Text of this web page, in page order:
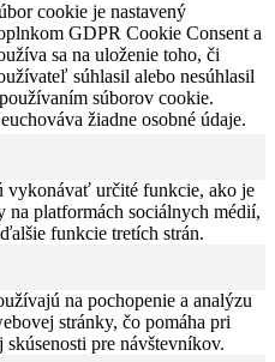
cookie je nastavený
GDPR Cookie Consent a
sa na uloženie toho, či
súhlasil alebo nesúhlasil
súborov cookie.
žiadne osobné údaje.
vykonávať určité funkcie, ako je
na platformách sociálnych médií,
funkcie tretích strán.
na pochopenie a analýzu
stránky, čo pomáha pri
pre návštevníkov.